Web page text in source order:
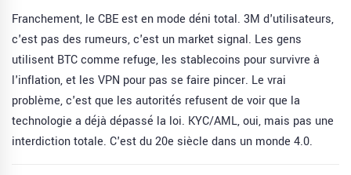
Franchement, le CBE est en mode déni total. 3M d'utilisateurs,
c'est pas des rumeurs, c'est un market signal. Les gens
utilisent BTC comme refuge, les stablecoins pour survivre à
l'inflation, et les VPN pour pas se faire pincer. Le vrai
problème, c'est que les autorités refusent de voir que la
technologie a déjà dépassé la loi. KYC/AML, oui, mais pas une
interdiction totale. C'est du 20e siècle dans un monde 4.0.